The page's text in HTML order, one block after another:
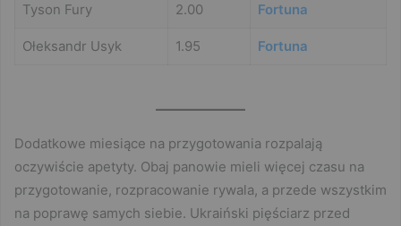
Tyson Fury 2.00 Fortuna
Ołeksandr Usyk 1.95 Fortuna
Dodatkowe miesiące na przygotowania rozpalają
oczywiście apetyty. Obaj panowie mieli więcej czasu na
przygotowanie, rozpracowanie rywala, a przede wszystkim
na poprawę samych siebie. Ukraiński pięściarz przed